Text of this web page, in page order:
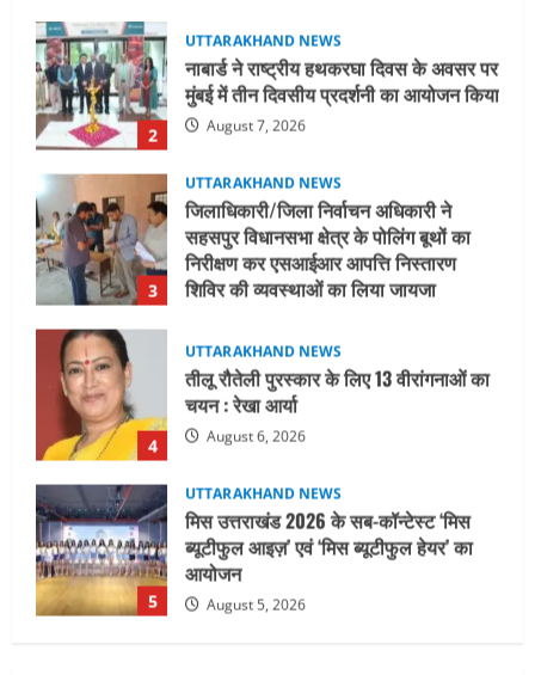
3
UTTARAKHAND NEWS
जिलाधिकारी/जिला निर्वाचन अधिकारी ने
सहसपुर विधानसभा क्षेत्र के पोलिंग बूथों का
निरीक्षण कर एसआईआर आपत्ति निस्तारण
शिविर की व्यवस्थाओं का लिया जायजा
4
UTTARAKHAND NEWS
तीलू रौतेली पुरस्कार के लिए 13 वीरांगनाओं का
चयन : रेखा आर्या
August 6, 2026
5
UTTARAKHAND NEWS
मिस उत्तराखंड 2026 के सब-कॉन्टेस्ट ‘मिस
ब्यूटीफुल आइज़’ एवं ‘मिस ब्यूटीफुल हेयर’ का
आयोजन
August 5, 2026
1
UTTARAKHAND NEWS
धामी कैबिनेट ने लिए कई महत्वपूर्ण निर्णय, अब
सामान्य वर्ग के पशुपालकों को भी गाय एवं भैंस
खरीद पर मिलेगा अनुदान, मजदूरी संहिता
नियमावली-2026 को मिली मंजूरी